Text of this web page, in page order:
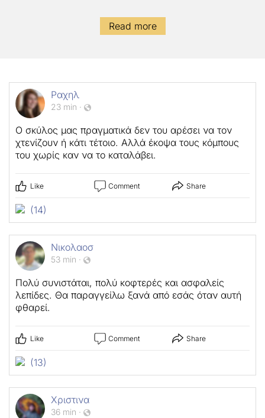
Read more
Ραχηλ
23 min ·
Ο σκύλος μας πραγματικά δεν του αρέσει να τον
χτενίζουν ή κάτι τέτοιο. Αλλά έκοψα τους κόμπους
του χωρίς καν να το καταλάβει.
Like Comment Share
(14)
Νικολαοσ
53 min ·
Πολύ συνιστάται, πολύ κοφτερές και ασφαλείς
λεπίδες. Θα παραγγείλω ξανά από εσάς όταν αυτή
φθαρεί.
Like Comment Share
(13)
Χριστινα
36 min ·